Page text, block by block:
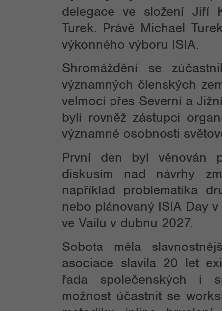
delegace ve složení Jiří
Turek. Právě Michael
výkonného výboru ISIA.
Shromáždění se
významných členských
velmocí přes Severní a
byli rovněž zástupci
významné osobnosti
První den byl věnován
diskusím nad návrhy
například problematika
nebo plánovaný ISIA Day
ve Vailu v dubnu 2027.
Sobota měla
asociace slavila 20 let
řada společenských i
možnost účastnit se